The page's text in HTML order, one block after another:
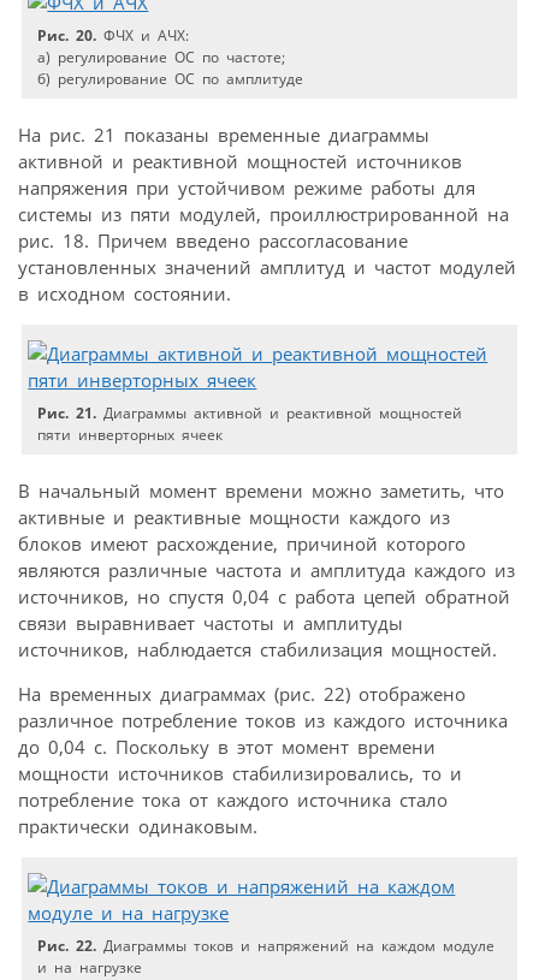
Рис. 20. ФЧХ и АЧХ:
а) регулирование ОС по частоте;
б) регулирование ОС по амплитуде
На рис. 21 показаны временные диаграммы
активной и реактивной мощностей источников
напряжения при устойчивом режиме работы для
системы из пяти модулей, проиллюстрированной на
рис. 18. Причем введено рассогласование
установленных значений амплитуд и частот модулей
в исходном состоянии.
Рис. 21. Диаграммы активной и реактивной мощностей
пяти инверторных ячеек
В начальный момент времени можно заметить, что
активные и реактивные мощности каждого из
блоков имеют расхождение, причиной которого
являются различные частота и амплитуда каждого из
источников, но спустя 0,04 с работа цепей обратной
связи выравнивает частоты и амплитуды
источников, наблюдается стабилизация мощностей.
На временных диаграммах (рис. 22) отображено
различное потребление токов из каждого источника
до 0,04 с. Поскольку в этот момент времени
мощности источников стабилизировались, то и
потребление тока от каждого источника стало
практически одинаковым.
Рис. 22. Диаграммы токов и напряжений на каждом модуле
и на нагрузке